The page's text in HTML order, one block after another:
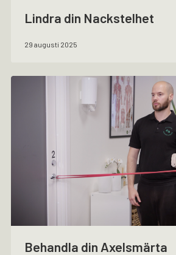
Lindra din Nackstelhet
29 augusti 2025
Behandla din Axelsmärta